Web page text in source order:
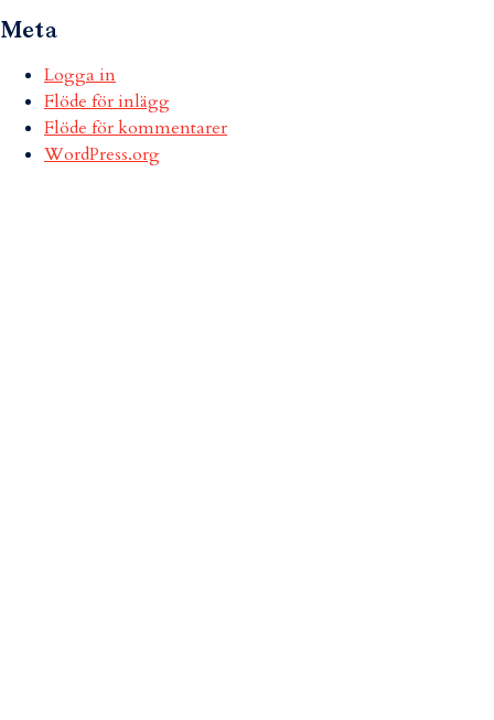
Meta
Logga in
Flöde för inlägg
Flöde för kommentarer
WordPress.org